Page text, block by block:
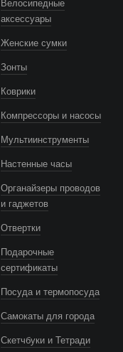
Велосипедные
аксессуары
Женские сумки
Зонты
Коврики
Компрессоры и насосы
Мультиинструменты
Настенные часы
Органайзеры проводов
и гаджетов
Отвертки
Подарочные
сертификаты
Посуда и термопосуда
Самокаты для города
Скетчбуки и Тетради